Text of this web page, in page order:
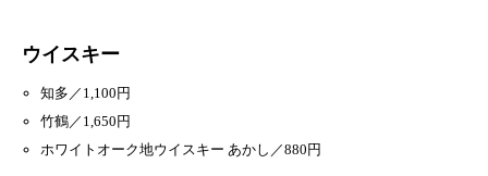
ウイスキー
知多／1,100円
竹鶴／1,650円
ホワイトオーク地ウイスキー あかし／880円